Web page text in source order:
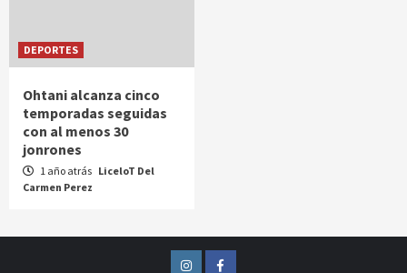
DEPORTES
Ohtani alcanza cinco
temporadas seguidas
con al menos 30
jonrones
1 año atrás LiceloT Del
Carmen Perez